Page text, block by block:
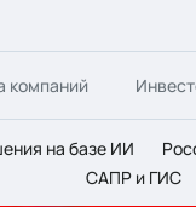
компаний
на базе ИИ
САПР и ГИС